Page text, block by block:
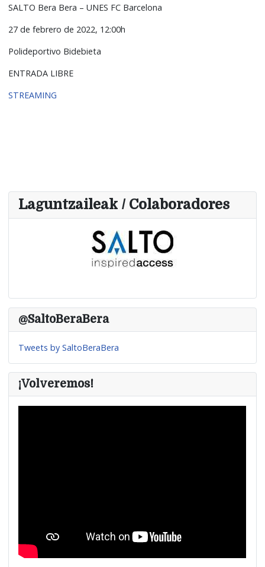
SALTO Bera Bera – UNES FC Barcelona
27 de febrero de 2022, 12:00h
Polideportivo Bidebieta
ENTRADA LIBRE
STREAMING
Laguntzaileak / Colaboradores
@SaltoBeraBera
Tweets by SaltoBeraBera
¡Volveremos!